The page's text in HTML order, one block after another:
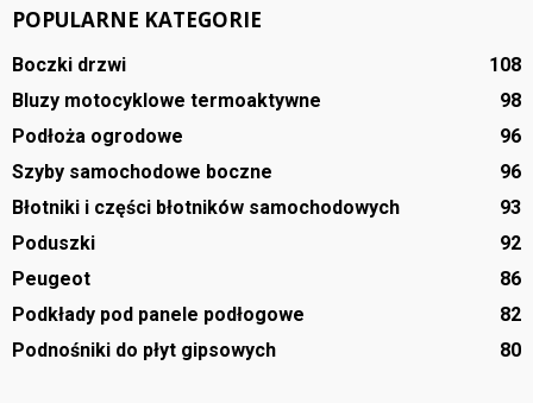
POPULARNE KATEGORIE
Boczki drzwi
108
Bluzy motocyklowe termoaktywne
98
Podłoża ogrodowe
96
Szyby samochodowe boczne
96
Błotniki i części błotników samochodowych
93
Poduszki
92
Peugeot
86
Podkłady pod panele podłogowe
82
Podnośniki do płyt gipsowych
80